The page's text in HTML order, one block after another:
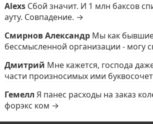
Alexs Сбой значит. И 1 млн баксов
ауту. Совпадение. →
Смирнов Александр Мы как
бессмысленной организации - могу
Дмитрий Мне кажется, господа
части произносимых ими
Гемелл Я панес расходы на заказ
форэкс ком →